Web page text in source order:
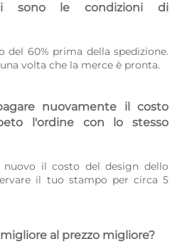
sono le condizioni di
del 60% prima della spedizione.
volta che la merce è pronta.
nuovamente il costo
l'ordine con lo stesso
il costo del design dello
il tuo stampo per circa 5
al prezzo migliore?